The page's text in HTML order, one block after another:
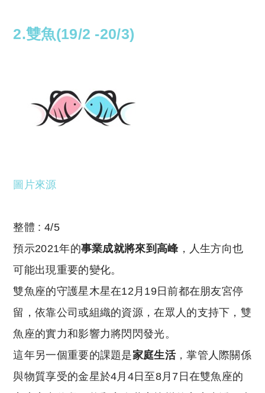
2.雙魚(19/2 -20/3)
圖片來源
整體 : 4/5
預示2021年的事業成就將來到高峰 ，人生方向也
可能出現重要的變化。
雙魚座的守護星木星在12月19日前都在朋友宮停
留，依靠公司或組織的資源，在眾人的支持下，雙
魚座的實力和影響力將閃閃發光。
這年另一個重要的課題是家庭生活，掌管人際關係
與物質享受的金星於4月4日至8月7日在雙魚座的